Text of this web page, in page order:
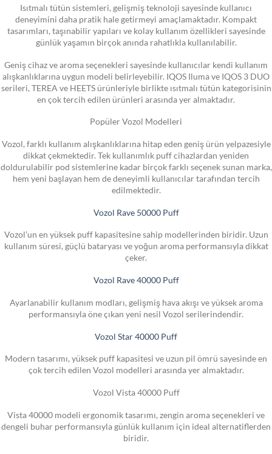
Isıtmalı tütün sistemleri, gelişmiş teknoloji sayesinde kullanıcı
deneyimini daha pratik hale getirmeyi amaçlamaktadır. Kompakt
tasarımları, taşınabilir yapıları ve kolay kullanım özellikleri sayesinde
günlük yaşamın birçok anında rahatlıkla kullanılabilir.
Geniş cihaz ve aroma seçenekleri sayesinde kullanıcılar kendi kullanım
alışkanlıklarına uygun modeli belirleyebilir. IQOS Iluma ve IQOS 3 DUO
serileri, TEREA ve HEETS ürünleriyle birlikte ısıtmalı tütün kategorisinin
en çok tercih edilen ürünleri arasında yer almaktadır.
Popüler Vozol Modelleri
Vozol, farklı kullanım alışkanlıklarına hitap eden geniş ürün yelpazesiyle
dikkat çekmektedir. Tek kullanımlık puff cihazlardan yeniden
doldurulabilir pod sistemlerine kadar birçok farklı seçenek sunan marka,
hem yeni başlayan hem de deneyimli kullanıcılar tarafından tercih
edilmektedir.
Vozol Rave 50000 Puff
Vozol’un en yüksek puff kapasitesine sahip modellerinden biridir. Uzun
kullanım süresi, güçlü bataryası ve yoğun aroma performansıyla dikkat
çeker.
Vozol Rave 40000 Puff
Ayarlanabilir kullanım modları, gelişmiş hava akışı ve yüksek aroma
performansıyla öne çıkan yeni nesil Vozol serilerindendir.
Vozol Star 40000 Puff
Modern tasarımı, yüksek puff kapasitesi ve uzun pil ömrü sayesinde en
çok tercih edilen Vozol modelleri arasında yer almaktadır.
Vozol Vista 40000 Puff
Vista 40000 modeli ergonomik tasarımı, zengin aroma seçenekleri ve
dengeli buhar performansıyla günlük kullanım için ideal alternatiflerden
biridir.